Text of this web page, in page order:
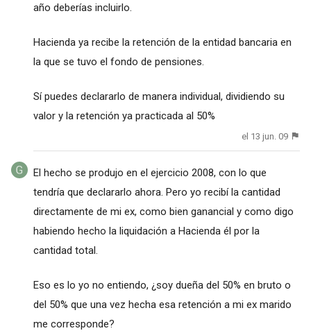
año deberías incluirlo.
Hacienda ya recibe la retención de la entidad bancaria en
la que se tuvo el fondo de pensiones.
Sí puedes declararlo de manera individual, dividiendo su
valor y la retención ya practicada al 50%
el 13 jun. 09
El hecho se produjo en el ejercicio 2008, con lo que
tendría que declararlo ahora. Pero yo recibí la cantidad
directamente de mi ex, como bien ganancial y como digo
habiendo hecho la liquidación a Hacienda él por la
cantidad total.
Eso es lo yo no entiendo, ¿soy dueña del 50% en bruto o
del 50% que una vez hecha esa retención a mi ex marido
me corresponde?